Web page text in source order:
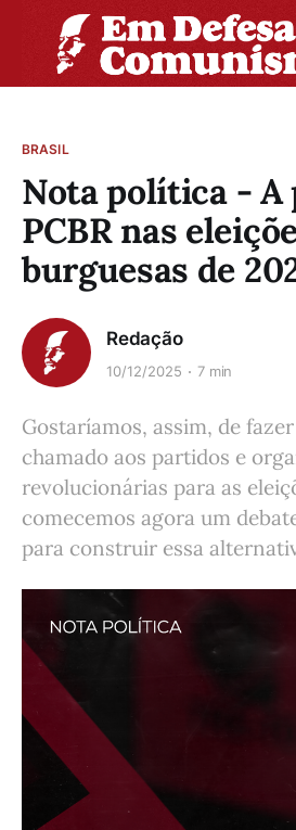
BRASIL
Nota política - A
PCBR nas
burguesas de
Redação
10/12/2025 7 min
Gostaríamos, assim, de
chamado aos partidos e
revolucionárias para as
comecemos agora um
para construir essa